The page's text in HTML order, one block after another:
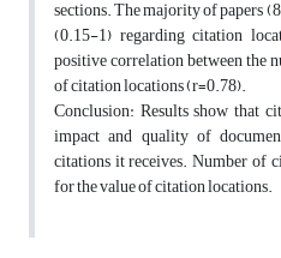
sections. The majority of papers
(0.15-1) regarding citation
positive correlation between the
of citation locations (r=0.78).
Conclusion: Results show that
impact and quality of
citations it receives. Number of
for the value of citation locations.